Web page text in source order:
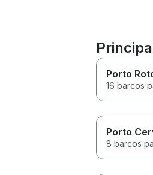
Porto
16 barcos
Porto
8 barcos